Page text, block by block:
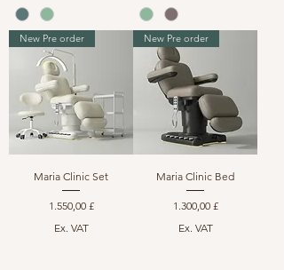
New Pre order
Maria Clinic Set
Preis
1.550,00 £
Ex. VAT
New Pre order
Maria Clinic Bed
Preis
1.300,00 £
Ex. VAT